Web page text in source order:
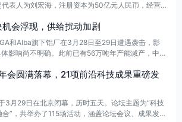
表人为刘宏海，注册资本为50亿元人民币，经营
公司全资持股。
会浮现，供给扰动加剧
和Alba旗下铝厂在3月28日至29日遭遇袭击，影
影响尚不明确。此前已有56万吨年产能减产，中东
，中长期铝业的供需逻辑依然稳固，预计供给问题
，投资铝板块的机会仍被看好。
会圆满落幕，21项前沿科技成果重磅发
3月29日在北京闭幕，历时五天。论坛主题为“科技
”，共举办了115场活动，涵盖论坛会议、成果发